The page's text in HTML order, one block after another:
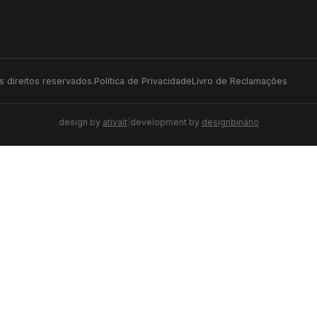
direitos reservados.Política de PrivacidadeLivro de Reclamações
design by ativait development by designbinário